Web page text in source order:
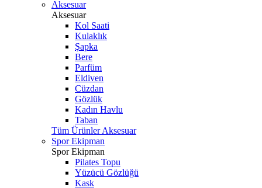
Aksesuar
Aksesuar
Kol Saati
Kulaklık
Şapka
Bere
Parfüm
Eldiven
Cüzdan
Gözlük
Kadın Havlu
Taban
Tüm Ürünler Aksesuar
Spor Ekipman
Spor Ekipman
Pilates Topu
Yüzücü Gözlüğü
Kask